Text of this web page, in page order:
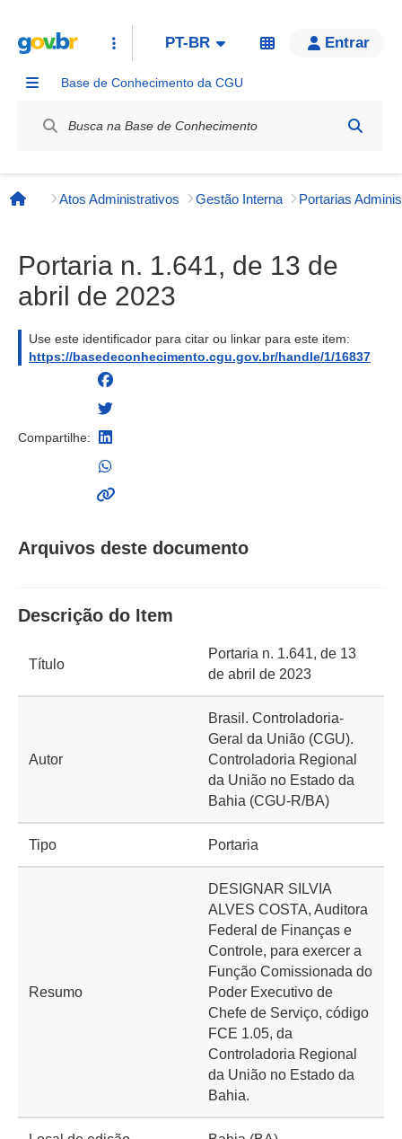
PT-BR Entrar
Base de Conhecimento da CGU
Página inicial
Atos Administrativos Gestão Interna
Portaria n. 1.641, de 13 de
abril de 2023
Use este identificador para citar ou linkar para este item:
https://basedeconhecimento.cgu.gov.br/handle/1/16837
Compartilhe:
Arquivos deste documento
Descrição do Item
Título
Portaria n. 1.641, de 13
de abril de 2023
Autor
Brasil. Controladoria-
Geral da União (CGU).
Controladoria Regional
da União no Estado da
Bahia (CGU-R/BA)
Tipo Portaria
Resumo
DESIGNAR SILVIA
ALVES COSTA, Auditora
Federal de Finanças e
Controle, para exercer a
Função Comissionada do
Poder Executivo de
Chefe de Serviço, código
FCE 1.05, da
Controladoria Regional
da União no Estado da
Bahia.